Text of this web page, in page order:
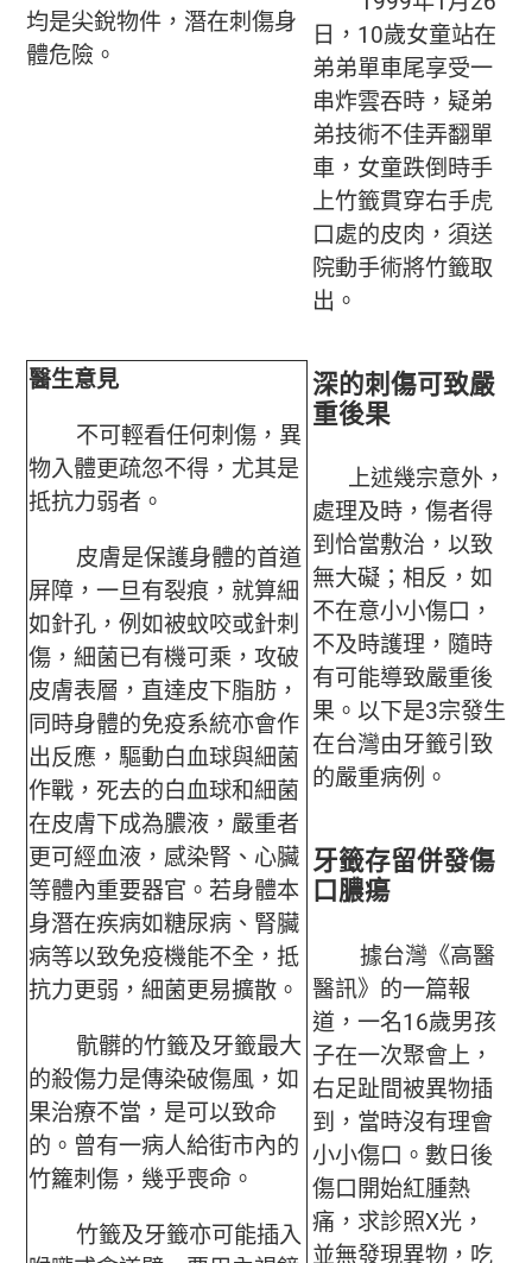
醫生意見
不可輕看任何刺傷，異
物入體更疏忽不得，尤其是
抵抗力弱者。
皮膚是保護身體的首道
屏障，一旦有裂痕，就算細
如針孔，例如被蚊咬或針刺
傷，細菌已有機可乘，攻破
皮膚表層，直達皮下脂肪，
同時身體的免疫系統亦會作
出反應，驅動白血球與細菌
作戰，死去的白血球和細菌
在皮膚下成為膿液，嚴重者
更可經血液，感染腎、心臟
等體內重要器官。若身體本
身潛在疾病如糖尿病、腎臟
病等以致免疫機能不全，抵
抗力更弱，細菌更易擴散。
骯髒的竹籤及牙籤最大
的殺傷力是傳染破傷風，如
果治療不當，是可以致命
的。曾有一病人給街市內的
竹籮刺傷，幾乎喪命。
竹籤及牙籤亦可能插入
日，10歲女童站在
弟弟單車尾享受一
串炸雲吞時，疑弟
弟技術不佳弄翻單
車，女童跌倒時手
上竹籤貫穿右手虎
口處的皮肉，須送
院動手術將竹籤取
出。
深的刺傷可致嚴
重後果
上述幾宗意外，
處理及時，傷者得
到恰當敷治，以致
無大礙；相反，如
不在意小小傷口，
不及時護理，隨時
有可能導致嚴重後
果。以下是3宗發生
在台灣由牙籤引致
的嚴重病例。
牙籤存留併發傷
口膿瘍
據台灣《高醫
醫訊》的一篇報
道，一名16歲男孩
子在一次聚會上，
右足趾間被異物插
到，當時沒有理會
小小傷口。數日後
傷口開始紅腫熱
痛，求診照X光，
並無發現異物，吃